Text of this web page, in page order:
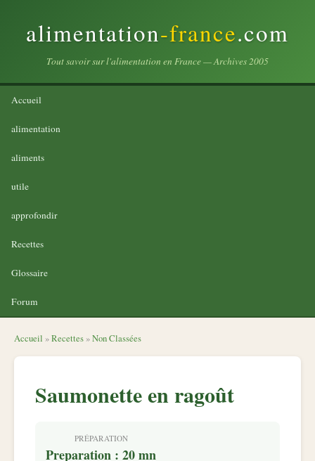
alimentation-france.com
Tout savoir sur l'alimentation en France — Archives 2005
Accueil
alimentation
aliments
utile
approfondir
Recettes
Glossaire
Forum
Accueil »Recettes »Non Classées
Saumonette en ragoût
PRÉPARATION
Preparation : 20 mn